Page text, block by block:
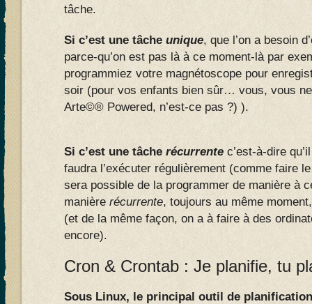
tâche.
Si c’est une tâche unique, que l’on a besoin
parce-qu’on est pas là à ce moment-là par
programmiez votre magnétoscope pour
soir (pour vos enfants bien sûr… vous, vous
Arte©® Powered, n’est-ce pas ?) ).
Si c’est une tâche récurrente c’est-à-dire qu’il
faudra l’exécuter régulièrement (comme faire
sera possible de la programmer de manière à
manière récurrente, toujours au même
(et de la même façon, on a à faire à des
encore).
Cron & Crontab : Je planifie, tu
Sous Linux, le principal outil de